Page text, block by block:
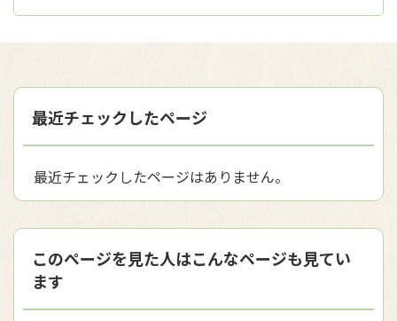
最近チェックしたページ
最近チェックしたページはありません。
このページを見た人はこんなページも見てい
ます